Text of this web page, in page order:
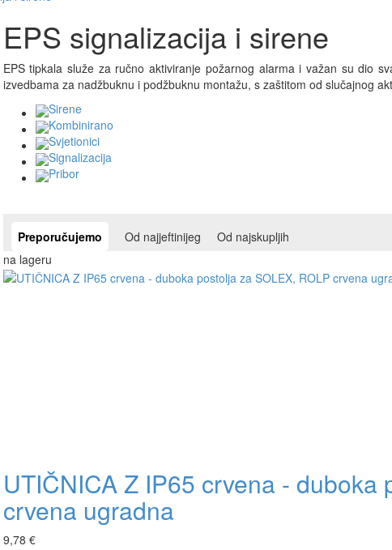
EPS signalizacija i sirene
EPS tipkala služe za ručno aktiviranje požarnog alarma i važan su dio
izvedbama za nadžbuknu i podžbuknu montažu, s zaštitom od slučajnog
Sirene
Kombinirano
Svjetionici
Signalizacija
Pribor
Preporučujemo Od najjeftinijeg Od najskupljih
na lageru
UTIČNICA Z IP65 crvena - duboka
crvena ugradna
9,78 €